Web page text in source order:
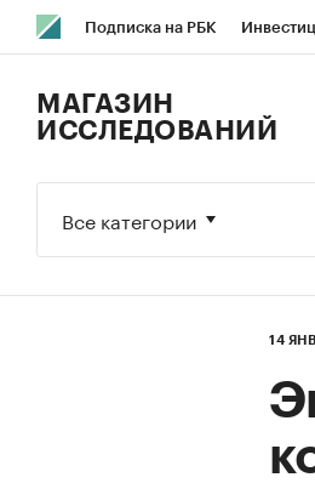
Подписка на РБК
Исследования Кредитные
МАГАЗИН
ИССЛЕДОВАНИЙ
Все категории
14